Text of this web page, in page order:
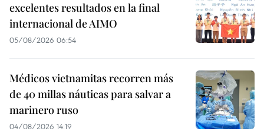
excelentes resultados en la final
internacional de AIMO
05/08/2026 06:54
Médicos vietnamitas recorren más
de 40 millas náuticas para salvar a
marinero ruso
04/08/2026 14:19